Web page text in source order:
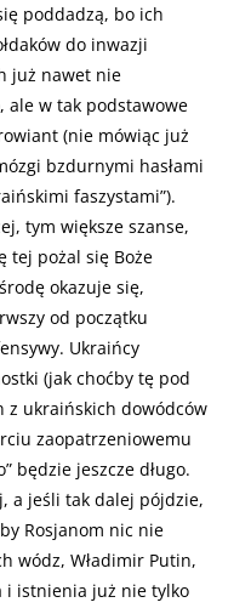
poddadzą, bo ich
do inwazji
już nawet nie
ale w tak podstawowe
(nie mówiąc już
bzdurnymi hasłami
faszystami”).
tym większe szanse,
tej pożal się Boże
okazuje się,
od początku
Ukraińcy
(jak choćby tę pod
z ukraińskich dowódców
zaopatrzeniowemu
będzie jeszcze długo.
a jeśli tak dalej pójdzie,
Rosjanom nic nie
wódz, Władimir Putin,
i istnienia już nie tylko